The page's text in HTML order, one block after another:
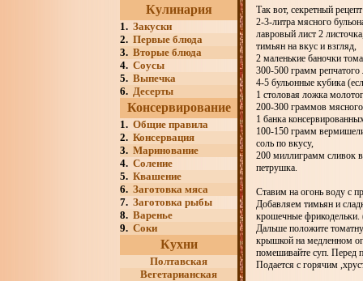
Кулинария
1. Закуски
2. Первые блюда
3. Вторые блюда
4. Соусы
5. Выпечка
6. Десерты
Консервирование
1. Общие правила
2. Консервация
3. Маринование
4. Соление
5. Квашение
6. Заготовка мяса
7. Заготовка рыбы
8. Варенье
9. Соки
Кухни
Полтавская
Вегетарианская
Так вот, секретный
2-3-литра мясного
лавровый лист 2
тимьян на вкус и взгляд,
2 маленькие баночки
300-500 грамм репчатого
4-5 бульонные кубика
1 столовая ложка
200-300 граммов
1 банка
100-150 грамм
соль по вкусу,
200 миллиграмм сливок
петрушка.
Ставим на огонь воду с
Добавляем тимьян и
крошечные фрикодельки.
Дальше положите
крышкой на медленном
помешивайте суп. Перед
Подается с горячим